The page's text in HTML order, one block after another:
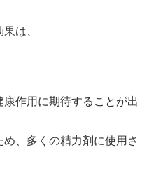
は、
作用に期待することが出
め、多くの精力剤に使用さ